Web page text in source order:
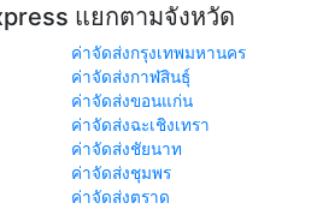
แยกตามจังหวัด
ค่าจัดส่งกรุงเทพมหานคร
ค่าจัดส่งกาฬสินธุ์
ค่าจัดส่งขอนแก่น
ค่าจัดส่งฉะเชิงเทรา
ค่าจัดส่งชัยนาท
ค่าจัดส่งชุมพร
ค่าจัดส่งตราด